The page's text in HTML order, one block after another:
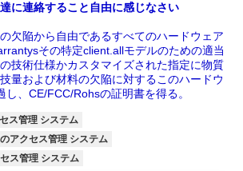
に連絡すること自由に感じなさい
欠陥から自由であるすべてのハードウェア
その特定client.allモデルのための適当
技術仕様かカスタマイズされた指定に物質
量および材料の欠陥に対するこのハードウ
し、CE/FCC/Rohsの証明書を得る。
ス管理 システム
アクセス管理 システム
ス管理 システム